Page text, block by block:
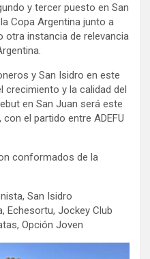
y tercer puesto en San
Copa Argentina junto a
otra instancia de relevancia
y San Isidro en este
crecimiento y la calidad del
en San Juan será este
el partido entre ADEFU
conformados de la
San Isidro
Echesortu, Jockey Club
Opción Joven